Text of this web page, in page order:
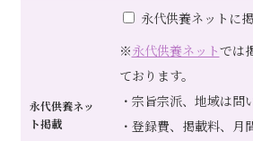
永代供養ネッ
ト掲載
永代供養ネットに
※永代供養ネットでは
ております。
・宗旨宗派、地域は問
・登録費、掲載料、